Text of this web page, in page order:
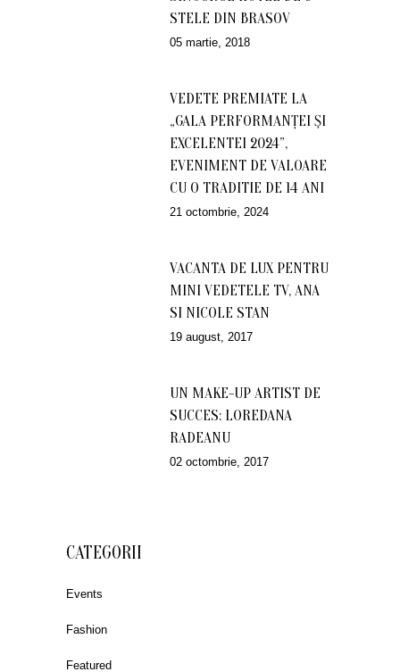
STELE DIN BRASOV
05 martie, 2018
VEDETE PREMIATE LA
„GALA PERFORMANŢEI ŞI
EXCELENTEI 2024”,
EVENIMENT DE VALOARE
CU O TRADITIE DE 14 ANI
21 octombrie, 2024
VACANTA DE LUX PENTRU
MINI VEDETELE TV, ANA
SI NICOLE STAN
19 august, 2017
UN MAKE-UP ARTIST DE
SUCCES: LOREDANA
RADEANU
02 octombrie, 2017
CATEGORII
Events
Fashion
Featured